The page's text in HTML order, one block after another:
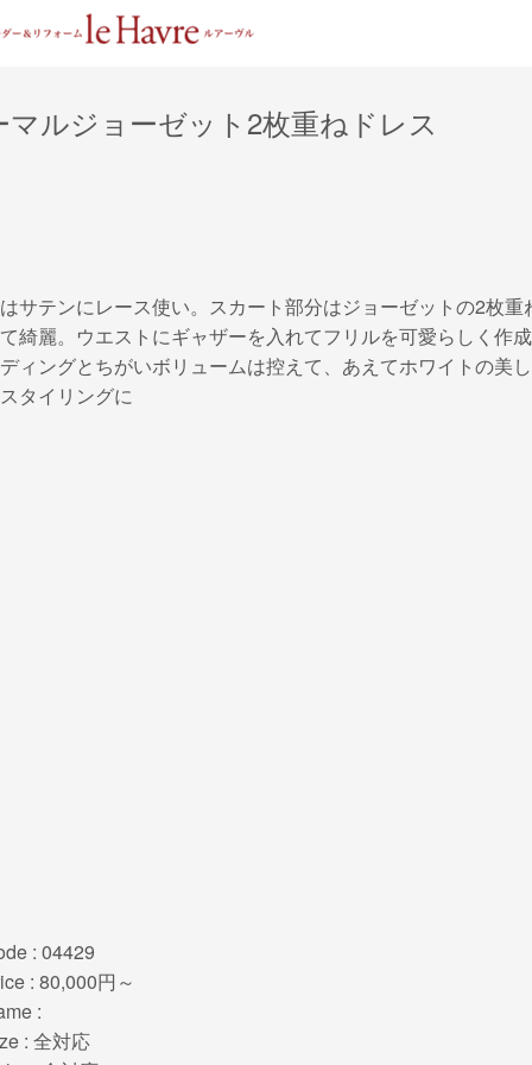
ルジョーゼット2枚重ねドレス
サテンにレース使い。スカート部分はジョーゼットの2枚重
綺麗。ウエストにギャザーを入れてフリルを可愛らしく作
ィングとちがいボリュームは控えて、あえてホワイトの美
タイリングに
: 04429
: 80,000円～
:
: 全対応